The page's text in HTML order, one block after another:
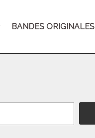
BANDES ORIGINALES